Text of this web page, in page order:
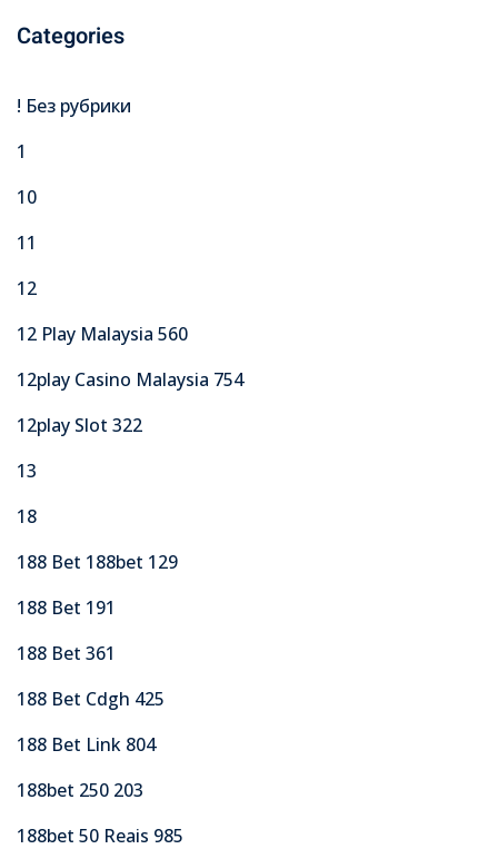
Categories
! Без рубрики
1
10
11
12
12 Play Malaysia 560
12play Casino Malaysia 754
12play Slot 322
13
18
188 Bet 188bet 129
188 Bet 191
188 Bet 361
188 Bet Cdgh 425
188 Bet Link 804
188bet 250 203
188bet 50 Reais 985